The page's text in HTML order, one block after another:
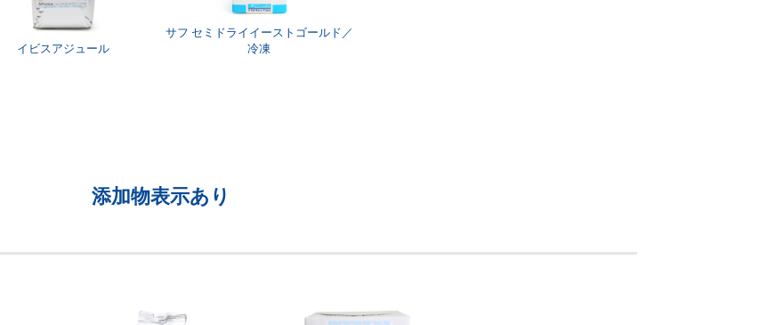
イビスアジュール
サフ セミドライイーストゴールド／
冷凍
添加物表示あり